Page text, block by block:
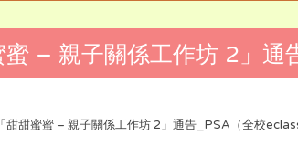
– 親子關係工作坊 2」通
甜蜜蜜 – 親子關係工作坊 2」通告_PSA（全校eclass